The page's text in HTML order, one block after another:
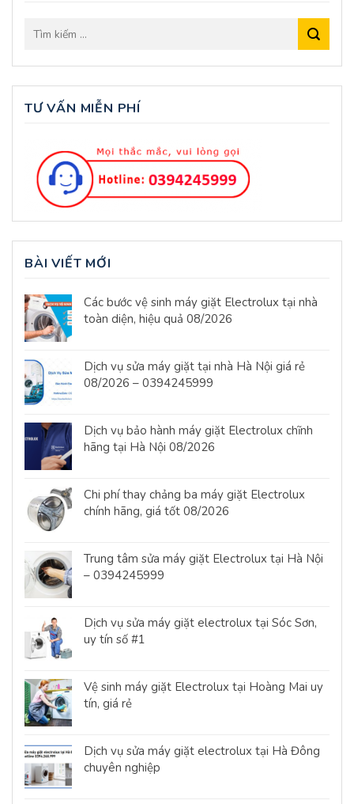
TƯ VẤN MIỄN PHÍ
BÀI VIẾT MỚI
Các bước vệ sinh máy giặt Electrolux tại nhà
toàn diện, hiệu quả 08/2026
Dịch vụ sửa máy giặt tại nhà Hà Nội giá rẻ
08/2026 – 0394245999
Dịch vụ bảo hành máy giặt Electrolux chĩnh
hãng tại Hà Nội 08/2026
Chi phí thay chảng ba máy giặt Electrolux
chính hãng, giá tốt 08/2026
Trung tâm sửa máy giặt Electrolux tại Hà Nội
– 0394245999
Dịch vụ sửa máy giặt electrolux tại Sóc Sơn,
uy tín số #1
Vệ sinh máy giặt Electrolux tại Hoàng Mai uy
tín, giá rẻ
Dịch vụ sửa máy giặt electrolux tại Hà Đông
chuyên nghiệp